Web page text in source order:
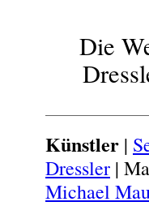
Die
Künstler |
Dressler |
Michael